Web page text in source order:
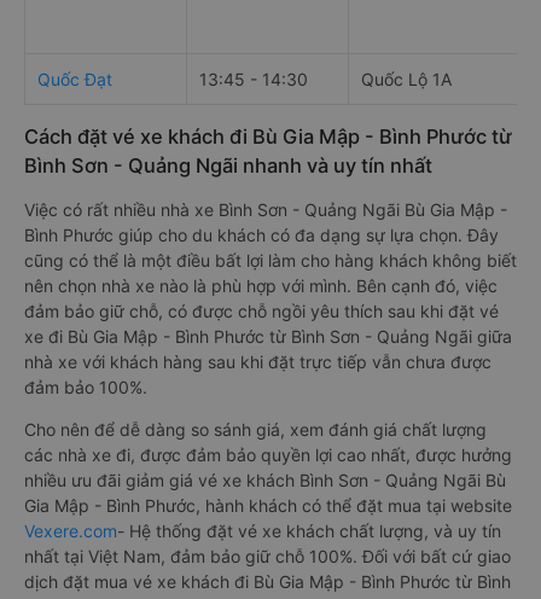
Quốc Đạt 13:45 - 14:30 Quốc Lộ 1A
Cách đặt vé xe khách đi Bù Gia Mập - Bình Phước từ
Bình Sơn - Quảng Ngãi nhanh và uy tín nhất
Việc có rất nhiều nhà xe Bình Sơn - Quảng Ngãi Bù Gia Mập -
Bình Phước giúp cho du khách có đa dạng sự lựa chọn. Đây
cũng có thể là một điều bất lợi làm cho hàng khách không biết
nên chọn nhà xe nào là phù hợp với mình. Bên cạnh đó, việc
đảm bảo giữ chỗ, có được chỗ ngồi yêu thích sau khi đặt vé
xe đi Bù Gia Mập - Bình Phước từ Bình Sơn - Quảng Ngãi giữa
nhà xe với khách hàng sau khi đặt trực tiếp vẫn chưa được
đảm bảo 100%.
Cho nên để dễ dàng so sánh giá, xem đánh giá chất lượng
các nhà xe đi, được đảm bảo quyền lợi cao nhất, được hưởng
nhiều ưu đãi giảm giá vé xe khách Bình Sơn - Quảng Ngãi Bù
Gia Mập - Bình Phước, hành khách có thể đặt mua tại website
Vexere.com- Hệ thống đặt vé xe khách chất lượng, và uy tín
nhất tại Việt Nam, đảm bảo giữ chỗ 100%. Đối với bất cứ giao
dịch đặt mua vé xe khách đi Bù Gia Mập - Bình Phước từ Bình